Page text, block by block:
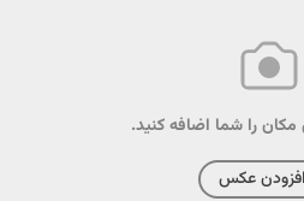
را شما اضافه کنید.
افزودن عکس